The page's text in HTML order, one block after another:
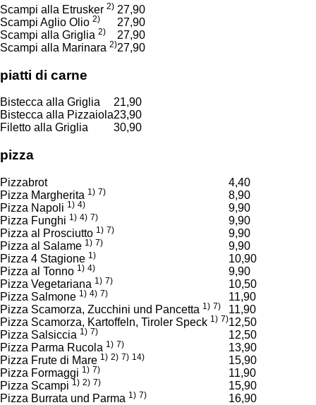
Scampi alla Etrusker 2) 27,90
Scampi Aglio Olio 2)
27,90
Scampi alla Griglia 2)
27,90
Scampi alla Marinara 2)27,90
piatti di carne
Bistecca alla Griglia
21,90
Bistecca alla Pizzaiola23,90
Filetto alla Griglia
30,90
pizza
Pizzabrot
4,40
Pizza Margherita 1) 7)
8,90
Pizza Napoli 1) 4)
9,90
Pizza Funghi 1) 4) 7)
9,90
Pizza al Prosciutto 1) 7)
9,90
Pizza al Salame 1) 7)
9,90
Pizza 4 Stagione 1)
10,90
Pizza al Tonno 1) 4)
9,90
Pizza Vegetariana 1) 7)
10,50
Pizza Salmone 1) 4) 7)
11,90
Pizza Scamorza, Zucchini und Pancetta 1) 7)
11,90
Pizza Scamorza, Kartoffeln, Tiroler Speck 1) 7)12,50
Pizza Salsiccia 1) 7)
12,50
Pizza Parma Rucola 1) 7)
13,90
Pizza Frute di Mare 1) 2) 7) 14)
15,90
Pizza Formaggi 1) 7)
11,90
Pizza Scampi 1) 2) 7)
15,90
Pizza Burrata und Parma 1) 7) 16,90